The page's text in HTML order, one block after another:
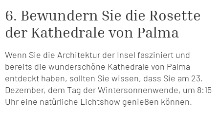
6. Bewundern Sie die Rosette
der Kathedrale von Palma
Wenn Sie die Architektur der Insel fasziniert und
bereits die wunderschöne Kathedrale von Palma
entdeckt haben, sollten Sie wissen, dass Sie am 23.
Dezember, dem Tag der Wintersonnenwende, um 8:15
Uhr eine natürliche Lichtshow genießen können.